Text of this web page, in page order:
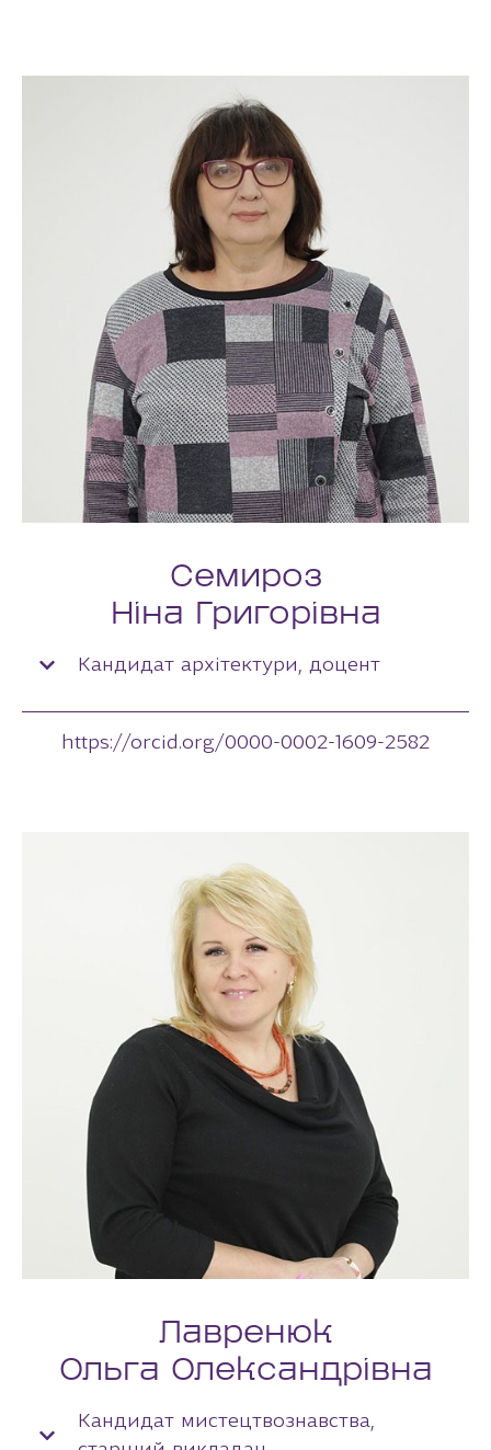
Семироз
Ніна Григорівна
Кандидат архітектури, доцент
https://orcid.org/0000-0002-1609-2582
Лавренюк
Ольга Олександрівна
Кандидат мистецтвознавства,